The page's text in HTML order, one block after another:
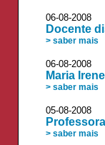
06-08-2008
Docente
> saber mais
06-08-
Maria
> saber mais
05-08-2008
> saber mais